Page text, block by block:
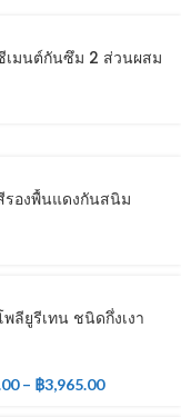
เมนต์กันซึม 2 ส่วนผสม
รองพื้นแดงกันสนิม
พลียูรีเทน ชนิดกึ่งเงา
– ฿3,965.00